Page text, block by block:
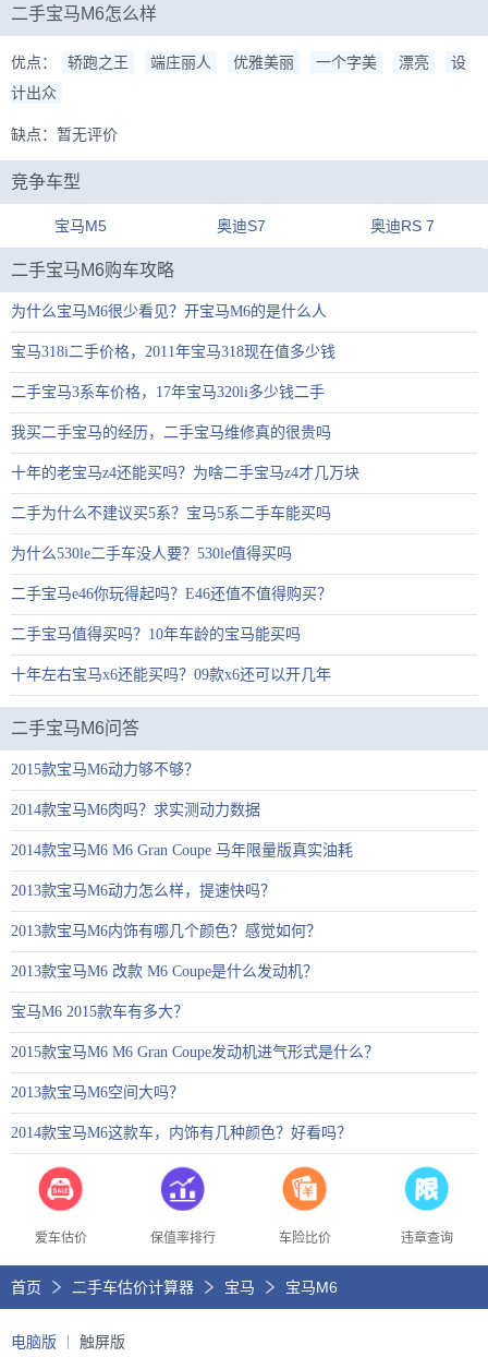
二手宝马M6怎么样
优点： 轿跑之王 端庄丽人 优雅美丽 一个字美 漂亮
设
计出众
缺点：暂无评价
竞争车型
宝马M5 奥迪S7 奥迪RS 7
二手宝马M6购车攻略
为什么宝马M6很少看见？开宝马M6的是什么人
宝马318i二手价格，2011年宝马318现在值多少钱
二手宝马3系车价格，17年宝马320li多少钱二手
我买二手宝马的经历，二手宝马维修真的很贵吗
十年的老宝马z4还能买吗？为啥二手宝马z4才几万块
二手为什么不建议买5系？宝马5系二手车能买吗
为什么530le二手车没人要？530le值得买吗
二手宝马e46你玩得起吗？E46还值不值得购买？
二手宝马值得买吗？10年车龄的宝马能买吗
十年左右宝马x6还能买吗？09款x6还可以开几年
二手宝马M6问答
2015款宝马M6动力够不够？
2014款宝马M6肉吗？求实测动力数据
2014款宝马M6 M6 Gran Coupe 马年限量版真实油耗
2013款宝马M6动力怎么样，提速快吗？
2013款宝马M6内饰有哪几个颜色？感觉如何？
2013款宝马M6 改款 M6 Coupe是什么发动机？
宝马M6 2015款车有多大？
2015款宝马M6 M6 Gran Coupe发动机进气形式是什么？
2013款宝马M6空间大吗？
2014款宝马M6这款车，内饰有几种颜色？好看吗？
爱车估价 保值率排行 车险比价 违章查询
首页 二手车估价计算器 宝马 宝马M6
电脑版 触屏版